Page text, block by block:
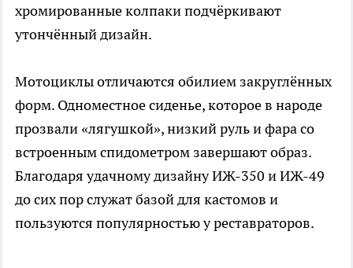
хромированные колпаки подчёркивают
утончённый дизайн.
Мотоциклы отличаются обилием закруглённых
форм. Одноместное сиденье, которое в народе
прозвали «лягушкой», низкий руль и фара со
встроенным спидометром завершают образ.
Благодаря удачному дизайну ИЖ-350 и ИЖ-49
до сих пор служат базой для кастомов и
пользуются популярностью у реставраторов.